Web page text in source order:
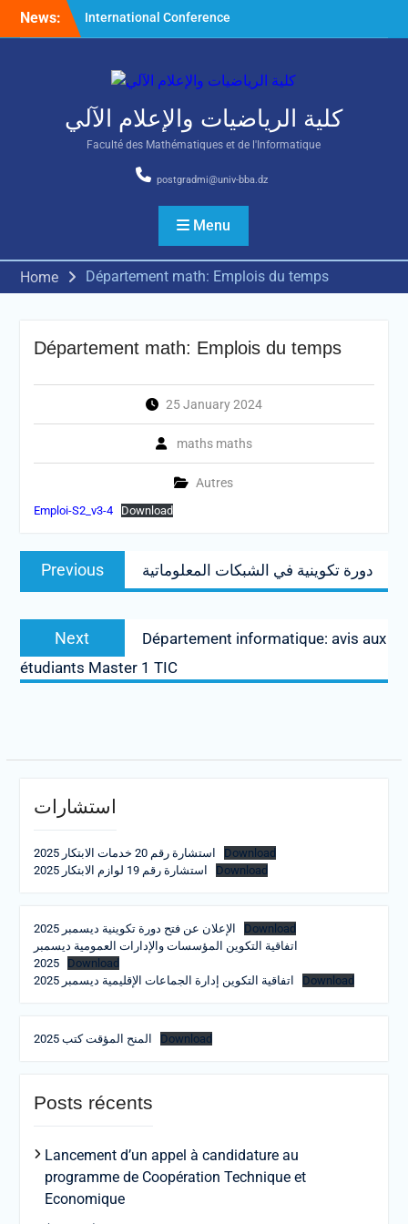
SkipNews:
International Conference
on Nonlinear Mathematical
كلية الرياضيات والإعلام الآلي
Faculté des Mathématiques et de l'Informatique
postgradmi@univ-bba.dz
Menu
Home Département math: Emplois du temps
Département math: Emplois du temps
25 January 2024
maths maths
Autres
Emploi-S2_v3-4 Download
Post
navigation
Previous
Previous
post:
دورة تكوينية في الشبكات المعلوماتية
Next
Next
post:
Département informatique: avis aux
étudiants Master 1 TIC
استشارات
استشارة رقم 20 خدمات الابتكار 2025
Download
استشارة رقم 19 لوازم الابتكار 2025
Download
الإعلان عن فتح دورة تكوينية ديسمبر 2025
Download
اتفاقية التكوين المؤسسات والإدارات العمومية ديسمبر
2025
Download
اتفاقية التكوين إدارة الجماعات الإقليمية ديسمبر 2025
Download
المنح المؤقت كتب 2025 Download
Posts récents
Lancement d’un appel à candidature au
programme de Coopération Technique et
Economique